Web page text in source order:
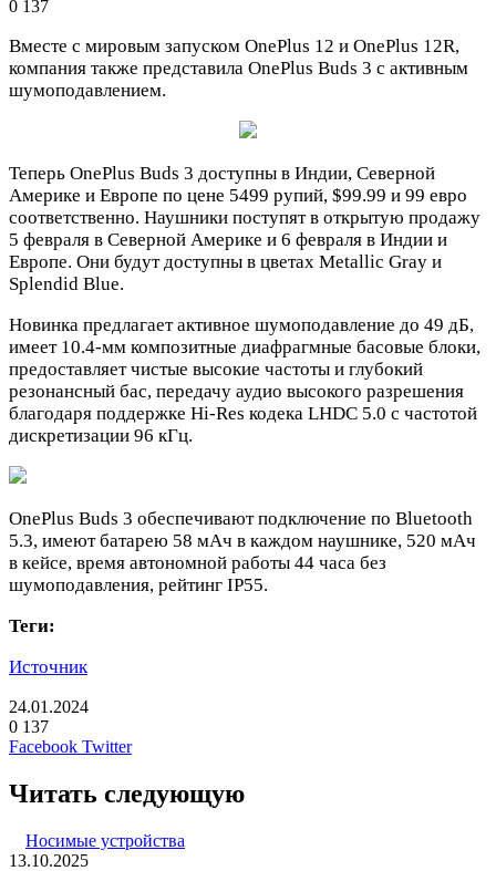
0 137
Вместе с мировым запуском OnePlus 12 и OnePlus 12R,
компания также представила OnePlus Buds 3 с активным
шумоподавлением.
Теперь OnePlus Buds 3 доступны в Индии, Северной
Америке и Европе по цене 5499 рупий, $99.99 и 99 евро
соответственно. Наушники поступят в открытую продажу
5 февраля в Северной Америке и 6 февраля в Индии и
Европе. Они будут доступны в цветах Metallic Gray и
Splendid Blue.
Новинка предлагает активное шумоподавление до 49 дБ,
имеет 10.4-мм композитные диафрагмные басовые блоки,
предоставляет чистые высокие частоты и глубокий
резонансный бас, передачу аудио высокого разрешения
благодаря поддержке Hi-Res кодека LHDC 5.0 с частотой
дискретизации 96 кГц.
OnePlus Buds 3 обеспечивают подключение по Bluetooth
5.3, имеют батарею 58 мАч в каждом наушнике, 520 мАч
в кейсе, время автономной работы 44 часа без
шумоподавления, рейтинг IP55.
Теги:
Источник
24.01.2024
0 137
Facebook TwitterLinkedIn
Pinterest
Вконтакте
Одноклассники
Skype
WhatsApp
Telegram
Viber
Читать следующую
Носимые устройства
13.10.2025